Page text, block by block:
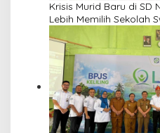
Krisis Murid Baru di SD
Lebih Memilih Sekolah